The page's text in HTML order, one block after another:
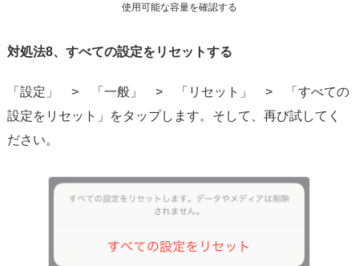
使用可能な容量を確認する
対処法8、すべての設定をリセットする
「設定」 > 「一般」 > 「リセット」 > 「すべての
設定をリセット」をタップします。そして、再び試してく
ださい。